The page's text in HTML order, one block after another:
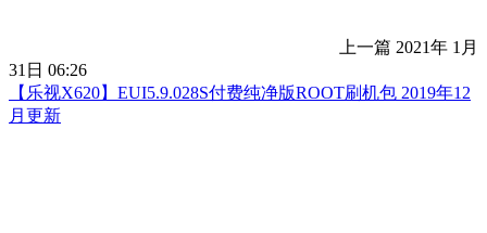
上一篇 2021年 1月
31日 06:26
【乐视X620】EUI5.9.028S付费纯净版ROOT刷机包 2019年12
月更新